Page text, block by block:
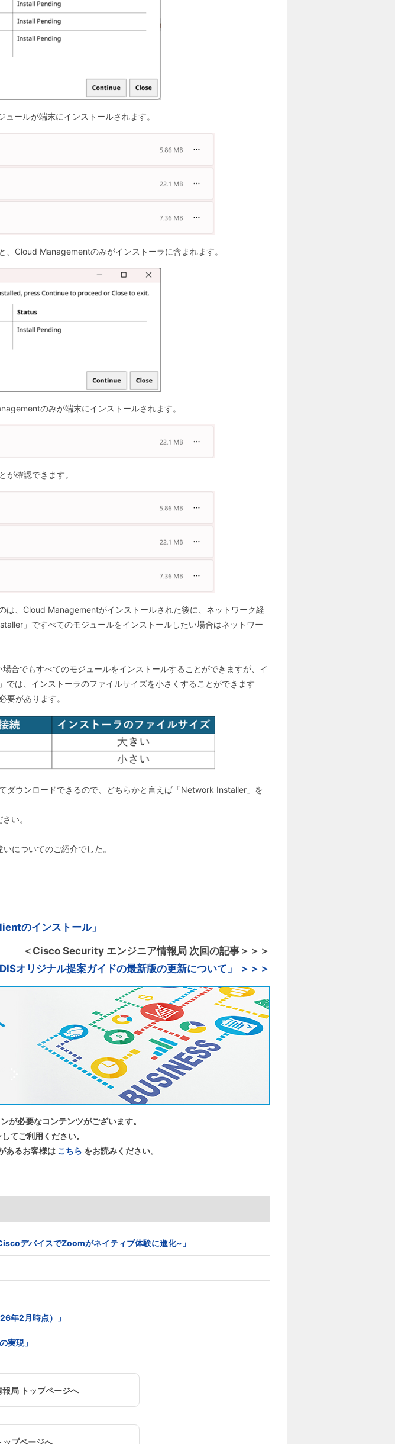
ールが端末にインストールされます。
Cloud Managementのみがインストーラに含まれます。
のみが端末にインストールされます。
確認できます。
は、Cloud Managementがインストールされた後に、ネットワーク経
」ですべてのモジュールをインストールしたい場合はネットワー
合でもすべてのモジュールをインストールすることができますが、イ
は、インストーラのファイルサイズを小さくすることができます
要があります。
ダウンロードできるので、どちらかと言えば「Network Installer」を
い。
についてのご紹介でした。
のインストール」
＜Cisco Security エンジニア情報局 次回の記事＞＞＞
オリジナル提案ガイドの最新版の更新について」 ＞＞＞
が必要なコンテンツがございます。
てご利用ください。
あるお客様は こちら をお読みください。
デバイスでZoomがネイティブ体験に進化~」
年2月時点）」
実現」
局 トップページへ
ップページへ